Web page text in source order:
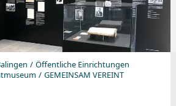
Öffentliche Einrichtungen
GEMEINSAM VEREINT